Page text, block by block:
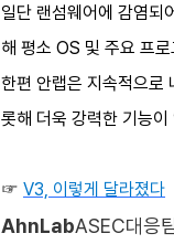
일단 랜섬웨어에 감염되
해 평소 OS 및 주요 프
한편 안랩은 지속적으로
롯해 더욱 강력한 기능
☞ V3, 이렇게 달라졌다
AhnLabASEC대응